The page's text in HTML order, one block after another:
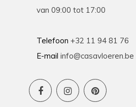
van 09:00 tot 17:00
Telefoon +32 11 94 81 76
E-mail info@casavloeren.be